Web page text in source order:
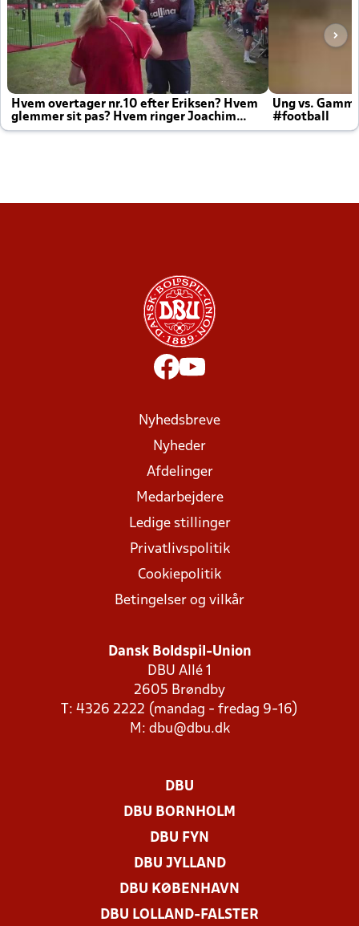
Hvem overtager nr.10 efter Eriksen? Hvem
glemmer sit pas? Hvem ringer Joachim
altid til efter kampe?
Ung vs.
#football
Nyhedsbreve
Nyheder
Afdelinger
Medarbejdere
Ledige stillinger
Privatlivspolitik
Cookiepolitik
Betingelser og vilkår
Dansk Boldspil-Union
DBU Allé 1
2605 Brøndby
T: 4326 2222 (mandag - fredag 9-16)
M: dbu@dbu.dk
DBU
DBU BORNHOLM
DBU FYN
DBU JYLLAND
DBU KØBENHAVN
DBU LOLLAND-FALSTER